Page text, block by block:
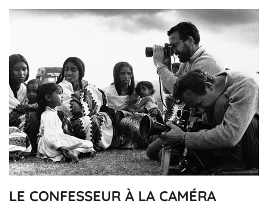
LE CONFESSEUR À LA CAMÉRA